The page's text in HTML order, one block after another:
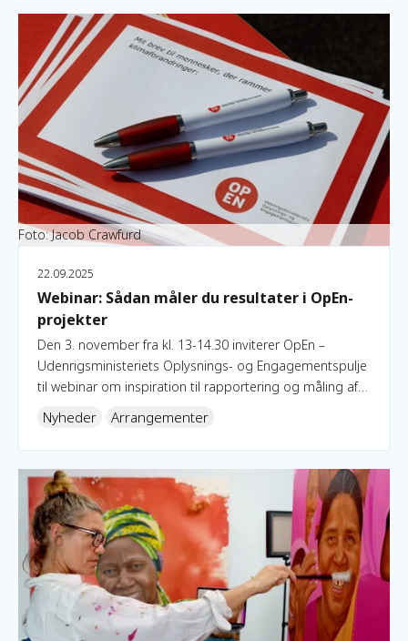
Foto: Jacob Crawfurd
22.09.2025
Webinar: Sådan måler du resultater i OpEn-
projekter
Den 3. november fra kl. 13-14.30 inviterer OpEn –
Udenrigsministeriets Oplysnings- og Engagementspulje
til webinar om inspiration til rapportering og måling af
engagementsprojekter.
Nyheder Arrangementer
Webinar: Sådan måler du resultater i OpEn-projekter
Kvindekampen i farver